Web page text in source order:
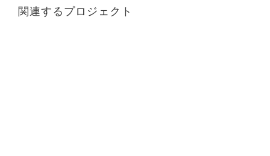
関連するプロジェクト